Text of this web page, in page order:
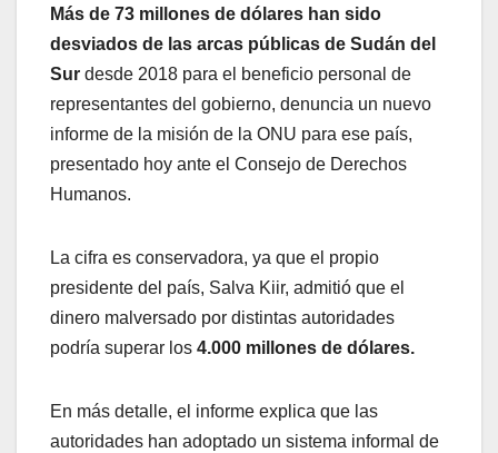
Más de 73 millones de dólares han sido
desviados de las arcas públicas de Sudán del
Sur desde 2018 para el beneficio personal de
representantes del gobierno, denuncia un nuevo
informe de la misión de la ONU para ese país,
presentado hoy ante el Consejo de Derechos
Humanos.
La cifra es conservadora, ya que el propio
presidente del país, Salva Kiir, admitió que el
dinero malversado por distintas autoridades
podría superar los 4.000 millones de dólares.
En más detalle, el informe explica que las
autoridades han adoptado un sistema informal de